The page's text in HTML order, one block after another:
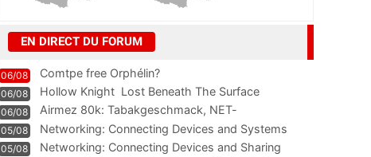
EN DIRECT DU FORUM
06/08 Comtpe free Orphélin?
06/08 Hollow Knight  Lost Beneath The Surface
06/08
Airmez 80k: Tabakgeschmack, NET-
Technologie und Leistung im
05/08 Networking: Connecting Devices and Systems
05/08
Networking: Connecting Devices and Sharing